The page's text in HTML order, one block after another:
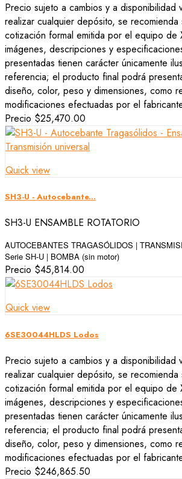
Precio sujeto a cambios y a disponibilidad
realizar cualquier depósito, se recomienda
cotización formal emitida por el equipo de
imágenes, descripciones y
presentadas tienen carácter únicamente
referencia; el producto final podrá
diseño, color, peso y dimensiones, como
modificaciones efectuadas por el
Precio $25,470.00
Quick view
SH3-U - Autocebante...
SH3-U ENSAMBLE ROTATORIO
AUTOCEBANTES TRAGASÓLIDOS |
Serie SH-U | BOMBA (sin motor)
Precio $45,814.00
Quick view
6SE30044HLDS Lodos
Precio sujeto a cambios y a disponibilidad
realizar cualquier depósito, se recomienda
cotización formal emitida por el equipo de
imágenes, descripciones y
presentadas tienen carácter únicamente
referencia; el producto final podrá
diseño, color, peso y dimensiones, como
modificaciones efectuadas por el
Precio $246,865.50